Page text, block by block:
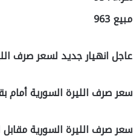
مبيع 963
عاجل انهيار جديد لسعر صرف
سعر صرف الليرة السورية أمام
سعر صرف الليرة السورية مقابل